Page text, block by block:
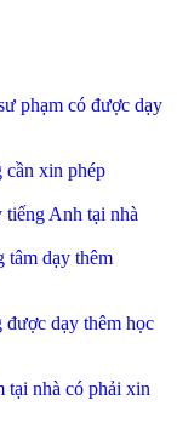
phạm có được dạy
cần xin phép
Anh tại nhà
tâm dạy thêm
dạy thêm học
tại nhà có phải xin